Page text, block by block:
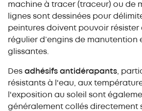
machine à tracer (traceur) ou de
lignes sont dessinées pour
peintures doivent pouvoir résister
régulier d’engins de manutention
glissantes.
Des adhésifs antidérapants ,
résistants à l'eau, aux
l'exposition au soleil sont
généralement collés directement